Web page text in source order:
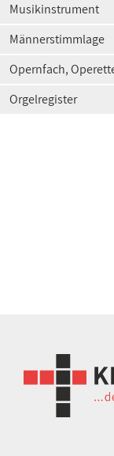
Musikinstrument
Männerstimmlage
Opernfach,
Orgelregister